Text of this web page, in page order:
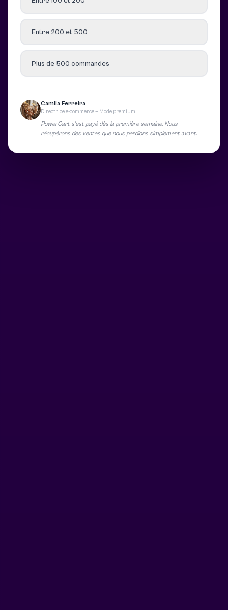
Entre 200 et 500
Plus de 500 commandes
Camila Ferreira
Directrice e-commerce — Mode premium
PowerCart s’est payé dès la première semaine. Nous
récupérons des ventes que nous perdions simplement avant.